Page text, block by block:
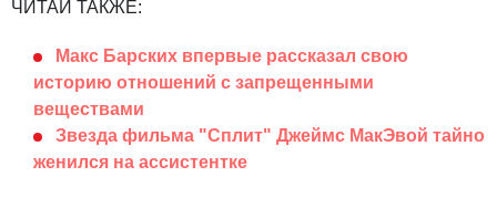
ЧИТАЙ ТАКЖЕ:
Макс Барских впервые рассказал свою
историю отношений с запрещенными
веществами
Звезда фильма "Сплит" Джеймс МакЭвой тайно
женился на ассистентке